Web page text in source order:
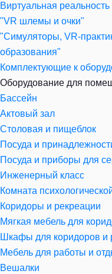
Виртуальная реальность
"VR шлемы и очки"
"Симуляторы, VR-
образования"
Комплектующие к
Оборудование для
Бассейн
Актовый зал
Столовая и пищеблок
Посуда и
Посуда и приборы для
Инженерный класс
Комната
Коридоры и рекреации
Мягкая мебель для
Шкафы для коридоров и
Мебель для работы и
Вешалки